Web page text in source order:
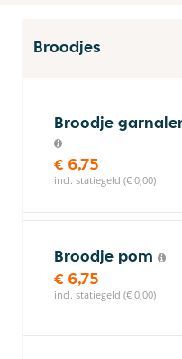
Broodjes
Broodje
€ 6,75
incl. statiegeld (€ 0,00)
Broodje pom
€ 6,75
incl. statiegeld (€ 0,00)